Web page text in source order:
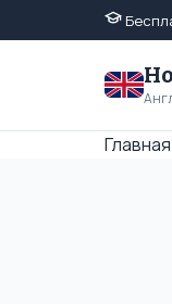
Главная